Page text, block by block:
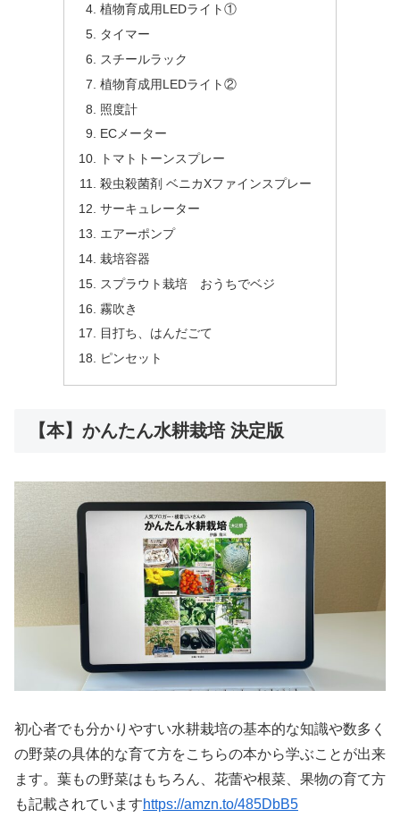
植物育成用LEDライト①
タイマー
スチールラック
植物育成用LEDライト②
照度計
ECメーター
トマトトーンスプレー
殺虫殺菌剤 ベニカXファインスプレー
サーキュレーター
エアーポンプ
栽培容器
スプラウト栽培 おうちでベジ
霧吹き
目打ち、はんだごて
ピンセット
【本】かんたん水耕栽培 決定版
初心者でも分かりやすい水耕栽培の基本的な知識や数多く
の野菜の具体的な育て方をこちらの本から学ぶことが出来
ます。葉もの野菜はもちろん、花蕾や根菜、果物の育て方
も記載されていますhttps://amzn.to/485DbB5